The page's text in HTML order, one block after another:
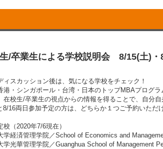
/卒業生による学校説明会 8/15(土)・
ィスカッション後は、気になる学校をチェック！
港・シンガポール・台湾・日本のトップMBAプログ
在校生/卒業生の視点からの情報を得ることで、自分
16両日参加予定の方は、どちらか１つご予約いただ
校（2020年7/6現在）
学経済管理学院／School of Economics and
学光華管理学院／Guanghua School of Management